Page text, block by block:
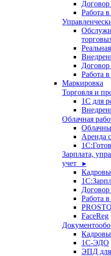
Работа
Работа
Маркировка
Торговля и
1С для
Облачная
Аренда
Зарплата,
учет ▸
Работа
FaceReg
1С-ЭДО
ЭПД для